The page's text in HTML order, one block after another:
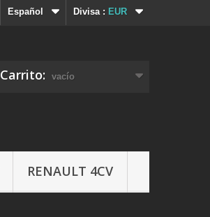
Divisa : EUR
Español
Carrito: vacío
RENAULT 4CV